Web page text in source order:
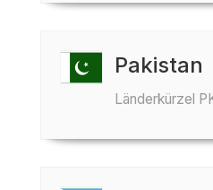
Pakistan
Länderkürzel